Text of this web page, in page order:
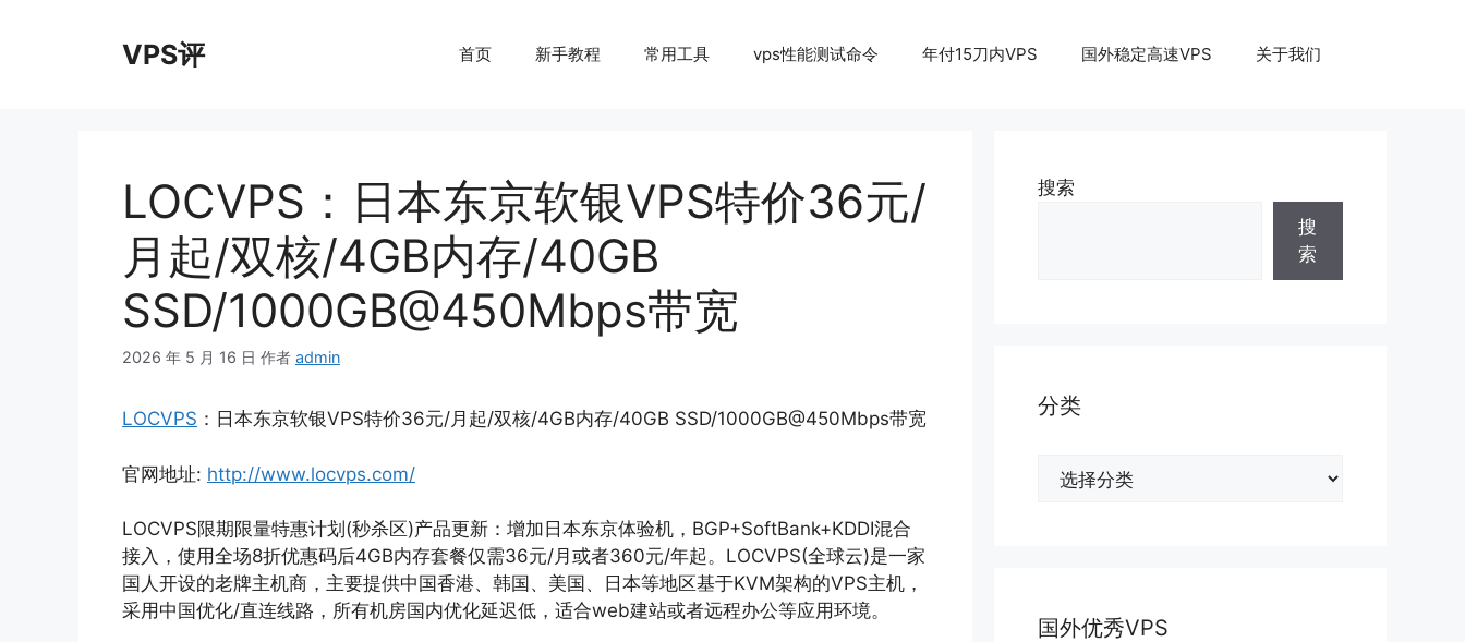
VPS评 首页 新手教程 常用工具 vps性能测试命令 年付15刀内VPS 国外稳定高速VPS 关于我们
LOCVPS：日本东京软银VPS特价36元/
月起/双核/4GB内存/40GB
SSD/1000GB@450Mbps带宽
2026 年 5 月 16 日 作者 admin
LOCVPS ：日本东京软银VPS特价36元/月起/双核/4GB内存/40GB SSD/1000GB@450Mbps带宽
官网地址: http://www.locvps.com/
LOCVPS限期限量特惠计划(秒杀区)产品更新：增加日本东京体验机，BGP+SoftBank+KDDI混合
接入，使用全场8折优惠码后4GB内存套餐仅需36元/月或者360元/年起。LOCVPS(全球云)是一家
国人开设的老牌主机商，主要提供中国香港、韩国、美国、日本等地区基于KVM架构的VPS主机，
采用中国优化/直连线路，所有机房国内优化延迟低，适合web建站或者远程办公等应用环境。
搜索
搜
索
分类
国外优秀VPS